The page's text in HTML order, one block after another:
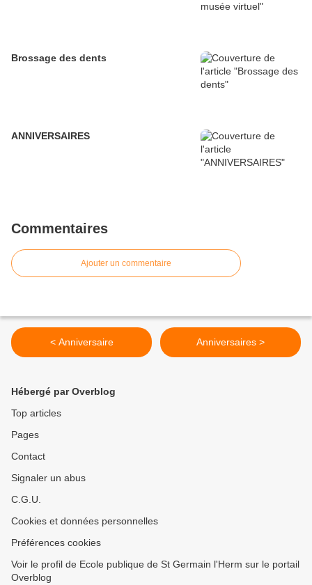
Brossage des dents
ANNIVERSAIRES
Commentaires
Ajouter un commentaire
< Anniversaire Anniversaires >
Hébergé par Overblog
Top articles
Pages
Contact
Signaler un abus
C.G.U.
Cookies et données personnelles
Préférences cookies
Voir le profil de Ecole publique de St Germain l'Herm sur le portail
Overblog